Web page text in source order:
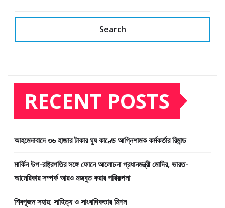
Search
RECENT POSTS
আহমেদাবাদে ৩৬ হাজার টাকার ঘুষ কাণ্ডে আগ্নিশামক কর্মকর্তার রিমান্ড
মার্কিন উপ-রাষ্ট্রপতির সঙ্গে ফোনে আলোচনা প্রধানমন্ত্রী মোদির, ভারত-
আমেরিকার সম্পর্ক আরও মজবুত করার পরিকল্পনা
শিবপূজন সহায়: সাহিত্য ও সাংবাদিকতার মিশন